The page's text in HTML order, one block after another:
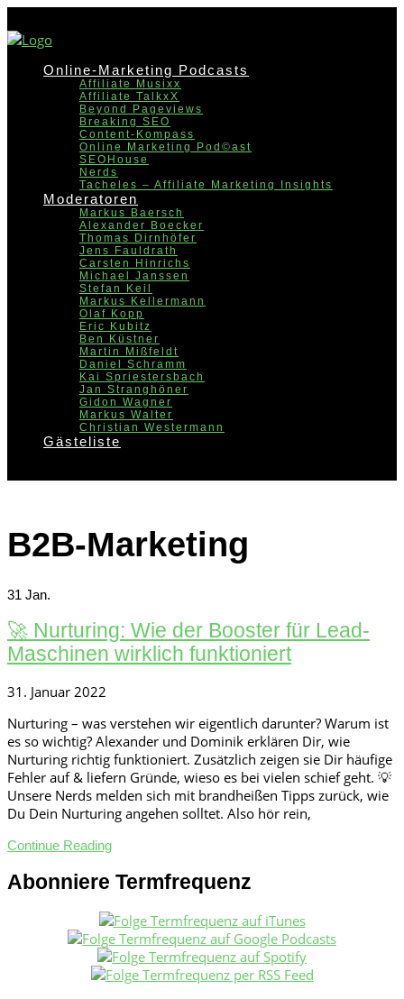
Online-Marketing Podcasts
Affiliate Musixx
Affiliate TalkxX
Beyond Pageviews
Breaking SEO
Content-Kompass
Online Marketing Pod©ast
SEOHouse
Nerds
Tacheles – Affiliate Marketing Insights
Moderatoren
Markus Baersch
Alexander Boecker
Thomas Dirnhöfer
Jens Fauldrath
Carsten Hinrichs
Michael Janssen
Stefan Keil
Markus Kellermann
Olaf Kopp
Eric Kubitz
Ben Küstner
Martin Mißfeldt
Daniel Schramm
Kai Spriestersbach
Jan Stranghöner
Gidon Wagner
Markus Walter
Christian Westermann
Gästeliste
B2B-Marketing
31 Jan.
🚀 Nurturing: Wie der Booster für Lead-
Maschinen wirklich funktioniert
Posted
31. Januar 2022
Nurturing – was verstehen wir eigentlich darunter? Warum ist
es so wichtig? Alexander und Dominik erklären Dir, wie
Nurturing richtig funktioniert. Zusätzlich zeigen sie Dir häufige
Fehler auf & liefern Gründe, wieso es bei vielen schief geht. 💡
Unsere Nerds melden sich mit brandheißen Tipps zurück, wie
Du Dein Nurturing angehen solltet. Also hör rein,
Continue Reading
Abonniere Termfrequenz